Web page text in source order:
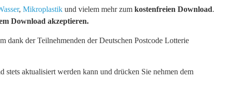
, Mikroplastikund vielem mehr zum kostenfreien Download.
Download akzeptieren.
dank der Teilnehmenden der Deutschen Postcode Lotterie
stets aktualisiert werden kann und drücken Sie nehmen dem